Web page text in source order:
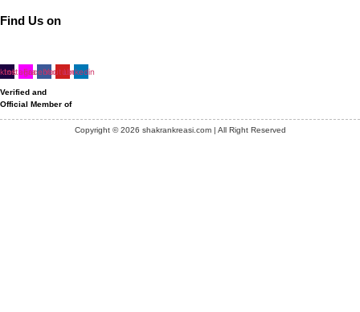
Find Us on
InstagramFacebookYoutubeLinkedin
Verified and
Official Member of
Copyright © 2026 shakrankreasi.com | All Right Reserved